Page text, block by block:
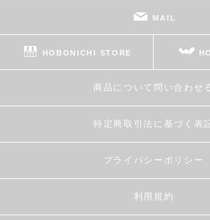
MAIL
HOBONICHI STORE
商品について問い合わせ
特定商取引法に基づく表
プライバシーポリシー
利用規約